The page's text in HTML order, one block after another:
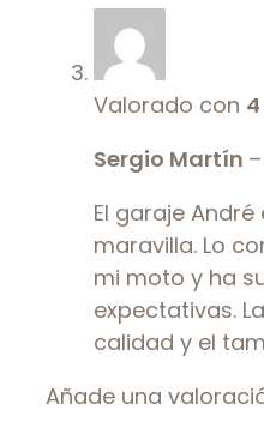
Valorado con 4
Sergio Martín –
El garaje
maravilla. Lo
mi moto y ha
expectativas.
calidad y el
Añade una